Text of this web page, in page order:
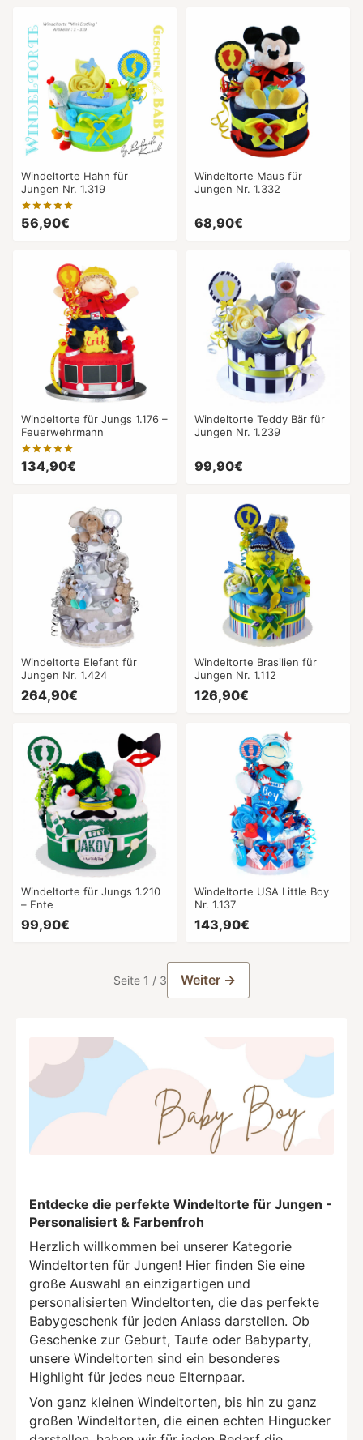
Windeltorte Hahn für
Jungen Nr. 1.319
56,90€
Windeltorte Maus für
Jungen Nr. 1.332
68,90€
Windeltorte für Jungs 1.176 –
Feuerwehrmann
134,90€
Windeltorte Teddy Bär für
Jungen Nr. 1.239
99,90€
Windeltorte Elefant für
Jungen Nr. 1.424
264,90€
Windeltorte Brasilien für
Jungen Nr. 1.112
126,90€
Windeltorte für Jungs 1.210
– Ente
99,90€
Windeltorte USA Little Boy
Nr. 1.137
143,90€
Seite 1 / 3 Weiter →
Entdecke die perfekte Windeltorte für Jungen -
Personalisiert & Farbenfroh
Herzlich willkommen bei unserer Kategorie
Windeltorten für Jungen! Hier finden Sie eine
große Auswahl an einzigartigen und
personalisierten Windeltorten, die das perfekte
Babygeschenk für jeden Anlass darstellen. Ob
Geschenke zur Geburt, Taufe oder Babyparty,
unsere Windeltorten sind ein besonderes
Highlight für jedes neue Elternpaar.
Von ganz kleinen Windeltorten, bis hin zu ganz
großen Windeltorten, die einen echten Hingucker